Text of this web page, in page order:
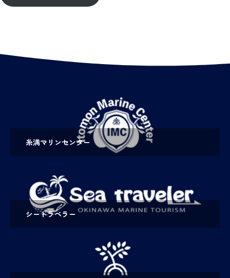
糸満マリンセンター
シートラベラー